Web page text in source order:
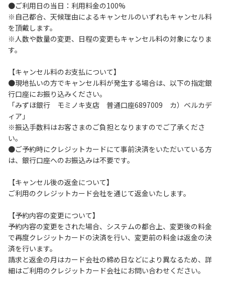
４.駐車中は必ずエンジンをお切りください。
５.ヴィレッジ場内を車で移動する場合は、徐行運転
（5km/h以下）を行ってください。
６.施設内は土足禁止です。
７.コテージ・団体宿泊棟内は禁煙です。喫煙は指定の場所で
８.ゴミは分別した上で、燃えるごみ以外は中身を洗い、チェ
ックアウト時はシンクに置いてください。
９.不可抗力以外の事由により建造物、家具、備品、その他の
物品を損傷、紛失、汚染させた場合には、相当額を弁償して
いただくことがあります。
１０.施設内（駐車場含む）での事故や盗難などにつきまして
は、一切の責任を負いかねます。
１１.夜間お車で外出される場合は、駐車場出入り口のバリケ
ードを手動で外してください。※バリケードは都度、元の位
１２.ヴィレッジ場内外灯の消灯時間は21時です。
１.動物（ペット類）の同伴はご遠慮願います。
２.安全管理上、お子様の単独での行動はご遠慮ください。
３.調度品などの持ち出しはしないでください。
４.ご訪問客とのコテージ内での面会はご遠慮願います。
５.テラス、施設内等での花火は禁止です。河原で行う場合は
火の始末の確認、ごみの持ち帰りをお願いします。
●ご利用日の当日：利用料金の100%
※自己都合、天候理由によるキャンセルのいずれもキャンセル料
を頂戴します。
※人数や数量の変更、日程の変更もキャンセル料の対象になりま
す。
【キャンセル料のお支払について】
●現地払いの方でキャンセル料が発生する場合は、以下の指定銀
行口座にお振り込みください。
「みずほ銀行 モミノキ支店 普通口座6897009 カ）ベルカデ
ィア」
※振込手数料はお客さまのご負担となりますのでご了承くださ
い。
●ご予約時にクレジットカードにて事前決済をいただいている方
は、銀行口座へのお振込みは不要です。
【キャンセル後の返金について】
ご利用のクレジットカード会社を通じて返金いたします。
【予約内容の変更について】
予約内容の変更をされた場合、システムの都合上、変更後の料金
で再度クレジットカードの決済を行い、変更前の料金は返金の決
済を行います。
請求と返金の月はカード会社の締め日などにより異なるため、詳
細はご利用のクレジットカード会社にお問い合わせください。